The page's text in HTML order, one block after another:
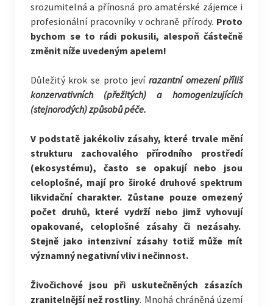
srozumitelná a přínosná pro amatérské zájemce i
profesionální pracovníky v ochraně přírody. Proto
bychom se to rádi pokusili, alespoň částečně
změnit níže uvedeným apelem!
Důležitý krok se proto jeví razantní omezení příliš
konzervativních (přežitých) a homogenizujících
(stejnorodých) způsobů péče.
V podstatě jakékoliv zásahy, které trvale mění
strukturu zachovalého přírodního prostředí
(ekosystému), často se opakují nebo jsou
celoplošné, mají pro široké druhové spektrum
likvidační charakter. Zůstane pouze omezený
počet druhů, které vydrží nebo jimž vyhovují
opakované, celoplošné zásahy či nezásahy.
Stejně jako intenzivní zásahy totiž může mít
významný negativní vliv i nečinnost.
Živočichové jsou při uskutečněných zásazích
zranitelnější než rostliny. Mnohá chráněná území